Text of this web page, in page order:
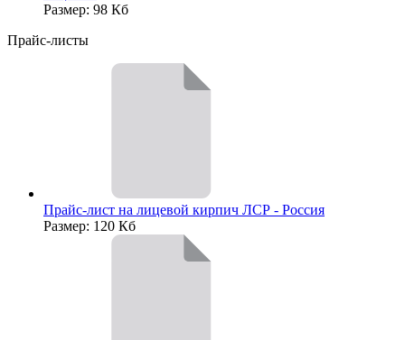
Размер: 98 Кб
Прайс-листы
Прайс-лист на лицевой кирпич ЛСР - Россия
Размер: 120 Кб